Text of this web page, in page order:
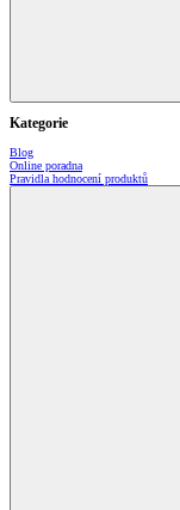
Kategorie
Blog
Online poradna
Pravidla hodnocení produktů